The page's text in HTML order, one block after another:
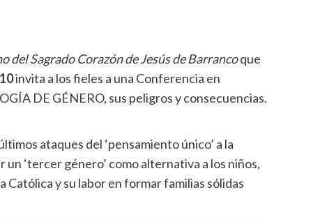
del Sagrado Corazón de Jesús de Barrancoque
invita a los fieles a una Conferencia en
DE GÉNERO, sus peligros y consecuencias.
ataques del ‘pensamiento único’ a la
‘tercer género’ como alternativa a los niños,
Católica y su labor en formar familias sólidas